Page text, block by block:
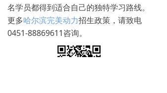
名学员都得到适合自己的独特学习路线。
更多哈尔滨完美动力招生政策，请致电
0451-88869611咨询。